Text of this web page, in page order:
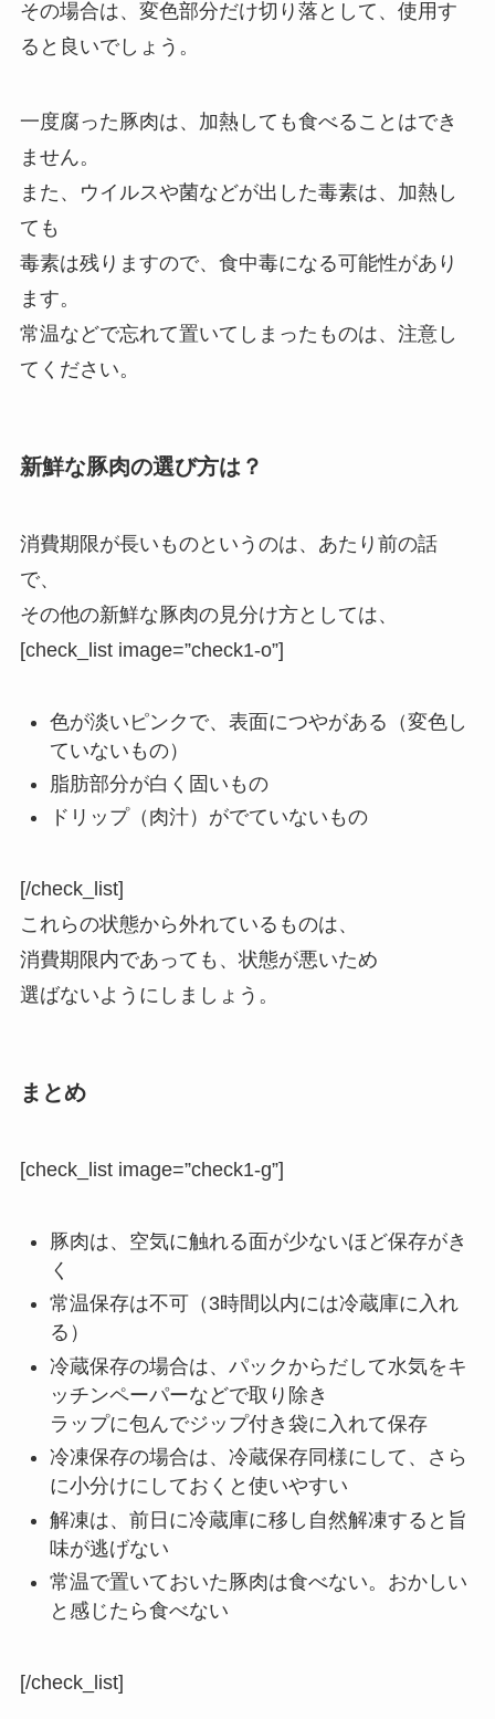
その場合は、変色部分だけ切り落として、使用す
ると良いでしょう。
一度腐った豚肉は、加熱しても食べることはでき
ません。
また、ウイルスや菌などが出した毒素は、加熱し
ても
毒素は残りますので、食中毒になる可能性があり
ます。
常温などで忘れて置いてしまったものは、注意し
てください。
新鮮な豚肉の選び方は？
消費期限が長いものというのは、あたり前の話
で、
その他の新鮮な豚肉の見分け方としては、
[check_list image=”check1-o”]
色が淡いピンクで、表面につやがある（変色し
ていないもの）
脂肪部分が白く固いもの
ドリップ（肉汁）がでていないもの
[/check_list]
これらの状態から外れているものは、
消費期限内であっても、状態が悪いため
選ばないようにしましょう。
まとめ
[check_list image=”check1-g”]
豚肉は、空気に触れる面が少ないほど保存がき
く
常温保存は不可（3時間以内には冷蔵庫に入れ
る）
冷蔵保存の場合は、パックからだして水気をキ
ッチンペーパーなどで取り除き
ラップに包んでジップ付き袋に入れて保存
冷凍保存の場合は、冷蔵保存同様にして、さら
に小分けにしておくと使いやすい
解凍は、前日に冷蔵庫に移し自然解凍すると旨
味が逃げない
常温で置いておいた豚肉は食べない。おかしい
と感じたら食べない
[/check_list]